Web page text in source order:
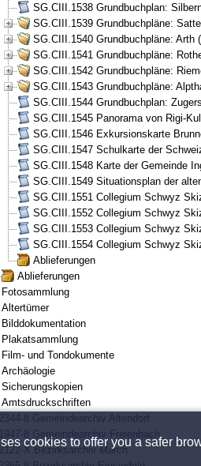
SG.CIII.1538 Grundbuchplan:
SG.CIII.1539 Grundbuchpläne:
SG.CIII.1540 Grundbuchpläne: Arth
SG.CIII.1541 Grundbuchpläne:
SG.CIII.1542 Grundbuchpläne:
SG.CIII.1543 Grundbuchpläne:
SG.CIII.1544 Grundbuchplan:
SG.CIII.1545 Panorama von Rigi-
SG.CIII.1546 Exkursionskarte
SG.CIII.1547 Schulkarte der
SG.CIII.1548 Karte der Gemeinde
SG.CIII.1549 Situationsplan der
SG.CIII.1551 Collegium Schwyz
SG.CIII.1552 Collegium Schwyz
SG.CIII.1553 Collegium Schwyz
SG.CIII.1554 Collegium Schwyz
Ablieferungen
Ablieferungen
Fotosammlung
Altertümer
Bilddokumentation
Plakatsammlung
Film- und Tondokumente
Archäologie
Sicherungskopien
Amtsdruckschriften
8 Gemeindearchiv Altendorf
8 Gemeindearchiv Freienbach
X Bezirksarchiv March
cookies to offer you a safer